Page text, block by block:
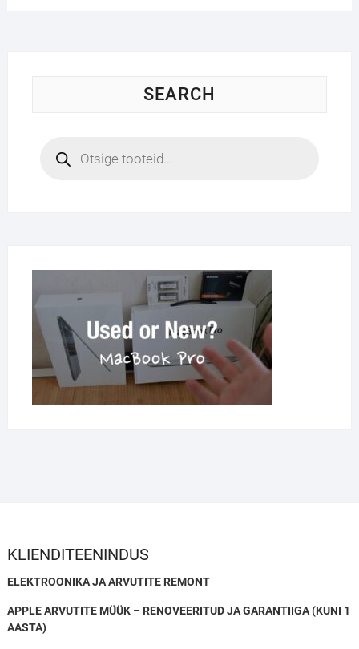
SEARCH
search
KLIENDITEENINDUS
ELEKTROONIKA JA ARVUTITE REMONT
APPLE ARVUTITE MÜÜK – RENOVEERITUD JA GARANTIIGA (KUNI 1
AASTA)